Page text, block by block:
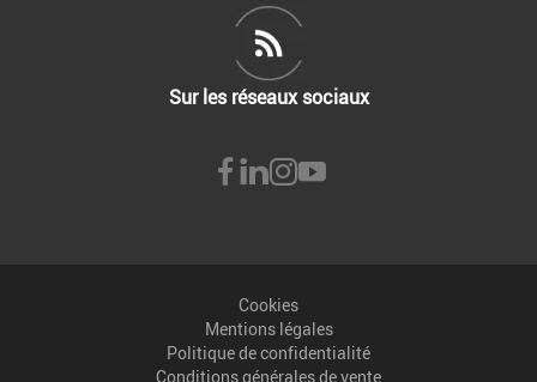
Sur les réseaux sociaux
Cookies
Mentions légales
Politique de confidentialité
Conditions générales de vente